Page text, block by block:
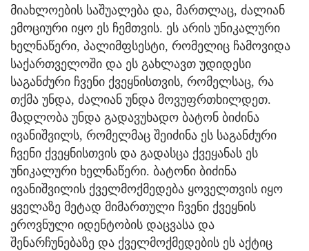
მიახლოების საშუალება და, მართლაც, ძალიან
ემოციური იყო ეს ჩემთვის. ეს არის უნიკალური
ხელნაწერი, პალიმფსესტი, რომელიც ჩამოვიდა
საქართველოში და ეს გახლავთ უდიდესი
საგანძური ჩვენი ქვეყნისთვის, რომელსაც, რა
თქმა უნდა, ძალიან უნდა მოვუფრთხილდეთ.
მადლობა უნდა გადავუხადო ბატონ ბიძინა
ივანიშვილს, რომელმაც შეიძინა ეს საგანძური
ჩვენი ქვეყნისთვის და გადასცა ქვეყანას ეს
უნიკალური ხელნაწერი. ბატონი ბიძინა
ივანიშვილის ქველმოქმედება ყოველთვის იყო
ყველაზე მეტად მიმართული ჩვენი ქვეყნის
ეროვნული იდენტობის დაცვასა და
შენარჩუნებაზე და ქველმოქმედების ეს აქტიც